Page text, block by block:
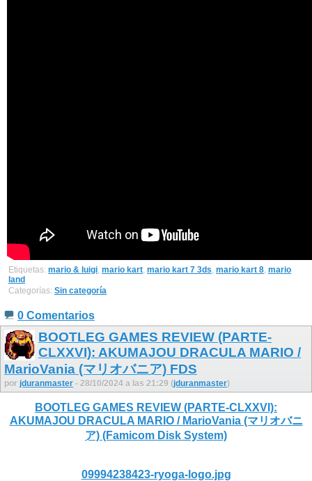
Etiquetas: mario & luigi, mario kart, mario kart 7 3ds, mario kart 8, mario
land
Categorías: Sin categoría
0 Comentarios
BOOTLEG GAMES REVIEW (PARTE-
CLXXVI): AKUMAJOU DRACULA MARIO /
MarioVania (マリオバニア) FDS
por jduranmaster - 28/10/2024 a las 21:29 (jduranmaster)
BOOTLEG GAMES REVIEW (PARTE-CLXXVI):
AKUMAJOU DRACULA MARIO / MarioVania (マリオバニ
ア) (Famicom Disk System)
09994238423-ryoga-logo.jpg